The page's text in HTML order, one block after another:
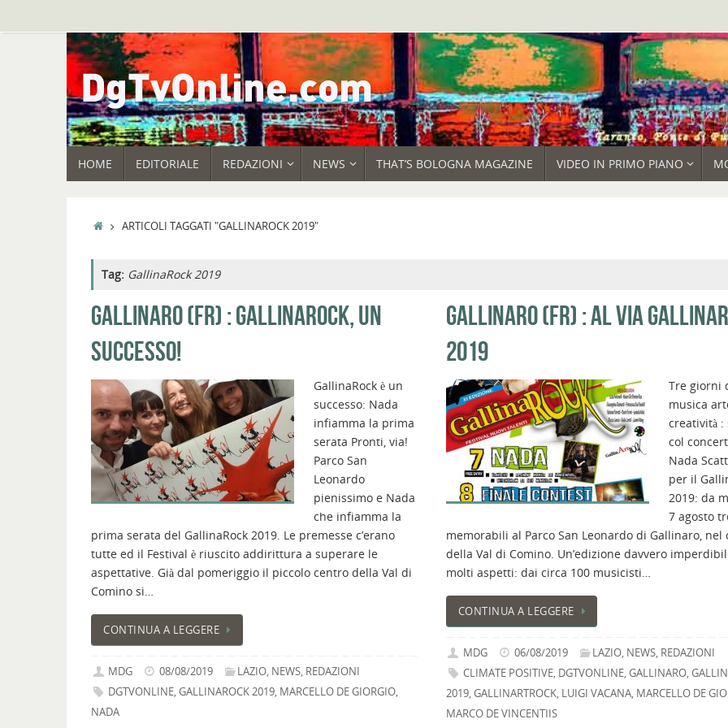
HOME EDITORIALE REDAZIONI NEWS THAT’S BOLOGNA MAGAZINE VIDEO IN PRIMO PIANO
HOMEARTICOLI TAGGATI "GALLINAROCK 2019"
Tag: GallinaRock 2019
GALLINARO (FR) : GALLINAROCK, UN
SUCCESSO!
GallinaRock è un
successo: Nada
infiamma la prima
serata Pronti, via!
Parco San
Leonardo
pienissimo e Nada
che infiamma la
prima serata del GallinaRock 2019. Le premesse c’erano
tutte ed il Festival è riuscito addirittura a superare le
aspettative. Già dal pomeriggio il piccolo centro della Val di
Comino si…
CONTINUA A LEGGERE
MDG 08/08/2019 LAZIO, NEWS, REDAZIONI
DGTVONLINE,GALLINAROCK 2019, MARCELLO DE GIORGIO,
NADA
GALLINARO (FR) : AL VIA
2019
Tre giorni
musica
creatività :
col
Nada
per il
2019: da
7 agosto
memorabili al Parco San Leonardo di Gallinaro, nel
della Val di Comino. Un’edizione davvero
molti aspetti: dai circa 100 musicisti…
CONTINUA A LEGGERE
MDG 06/08/2019 LAZIO, NEWS, REDAZIONI
CLIMATE POSITIVE, DGTVONLINE,GALLINARO,
2019,GALLINARTROCK, LUIGI VACANA, MARCELLO DE
MARCO DE VINCENTIIS